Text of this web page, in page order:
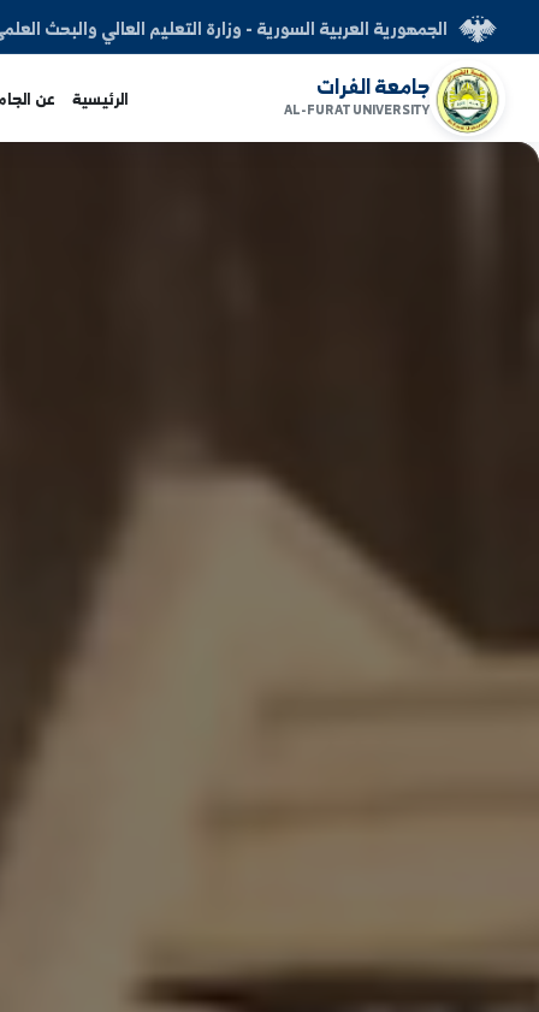
السورية - وزارة التعليم العالي والبحث العلمي
AL-FURAT عن الجامعة الكليات